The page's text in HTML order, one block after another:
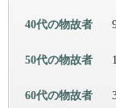
40代の物故者
50代の物故者
60代の物故者